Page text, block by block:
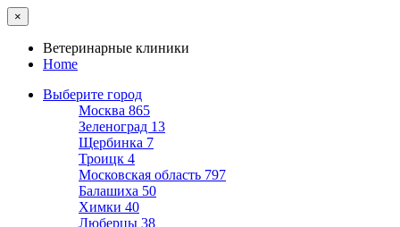
×
Ветеринарные клиники
Home
Выберите город
Москва 865
Зеленоград 13
Щербинка 7
Троицк 4
Московская область 797
Балашиха 50
Химки 40
Люберцы 38